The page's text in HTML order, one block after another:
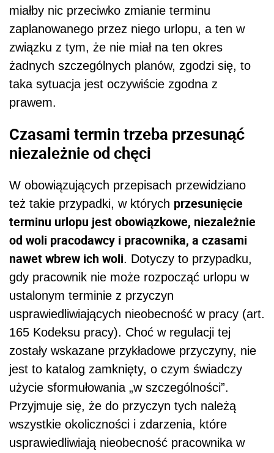
miałby nic przeciwko zmianie terminu
zaplanowanego przez niego urlopu, a ten w
związku z tym, że nie miał na ten okres
żadnych szczególnych planów, zgodzi się, to
taka sytuacja jest oczywiście zgodna z
prawem.
Czasami termin trzeba przesunąć
niezależnie od chęci
W obowiązujących przepisach przewidziano
też takie przypadki, w których przesunięcie
terminu urlopu jest obowiązkowe, niezależnie
od woli pracodawcy i pracownika, a czasami
nawet wbrew ich woli. Dotyczy to przypadku,
gdy pracownik nie może rozpocząć urlopu w
ustalonym terminie z przyczyn
usprawiedliwiających nieobecność w pracy (art.
165 Kodeksu pracy). Choć w regulacji tej
zostały wskazane przykładowe przyczyny, nie
jest to katalog zamknięty, o czym świadczy
użycie sformułowania „w szczególności”.
Przyjmuje się, że do przyczyn tych należą
wszystkie okoliczności i zdarzenia, które
usprawiedliwiają nieobecność pracownika w